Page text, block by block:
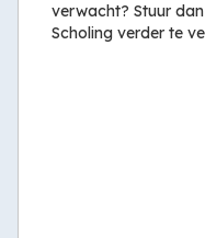
verwacht? Stuur
Scholing verder te